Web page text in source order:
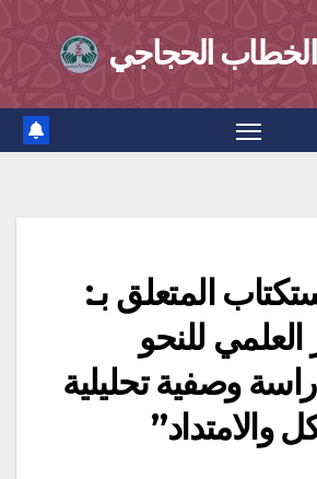
الحجاجي
المتعلق بـ:
للنحو
وصفية تحليلية
والامتداد”